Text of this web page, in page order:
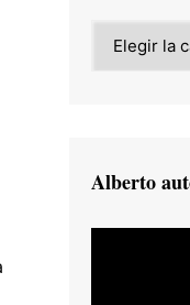
Alberto